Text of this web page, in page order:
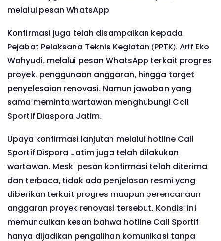
melalui pesan WhatsApp.
Konfirmasi juga telah disampaikan kepada
Pejabat Pelaksana Teknis Kegiatan (PPTK), Arif Eko
Wahyudi, melalui pesan WhatsApp terkait progres
proyek, penggunaan anggaran, hingga target
penyelesaian renovasi. Namun jawaban yang
sama meminta wartawan menghubungi Call
Sportif Diaspora Jatim.
Upaya konfirmasi lanjutan melalui hotline Call
Sportif Dispora Jatim juga telah dilakukan
wartawan. Meski pesan konfirmasi telah diterima
dan terbaca, tidak ada penjelasan resmi yang
diberikan terkait progres maupun perencanaan
anggaran proyek renovasi tersebut. Kondisi ini
memunculkan kesan bahwa hotline Call Sportif
hanya dijadikan pengalihan komunikasi tanpa